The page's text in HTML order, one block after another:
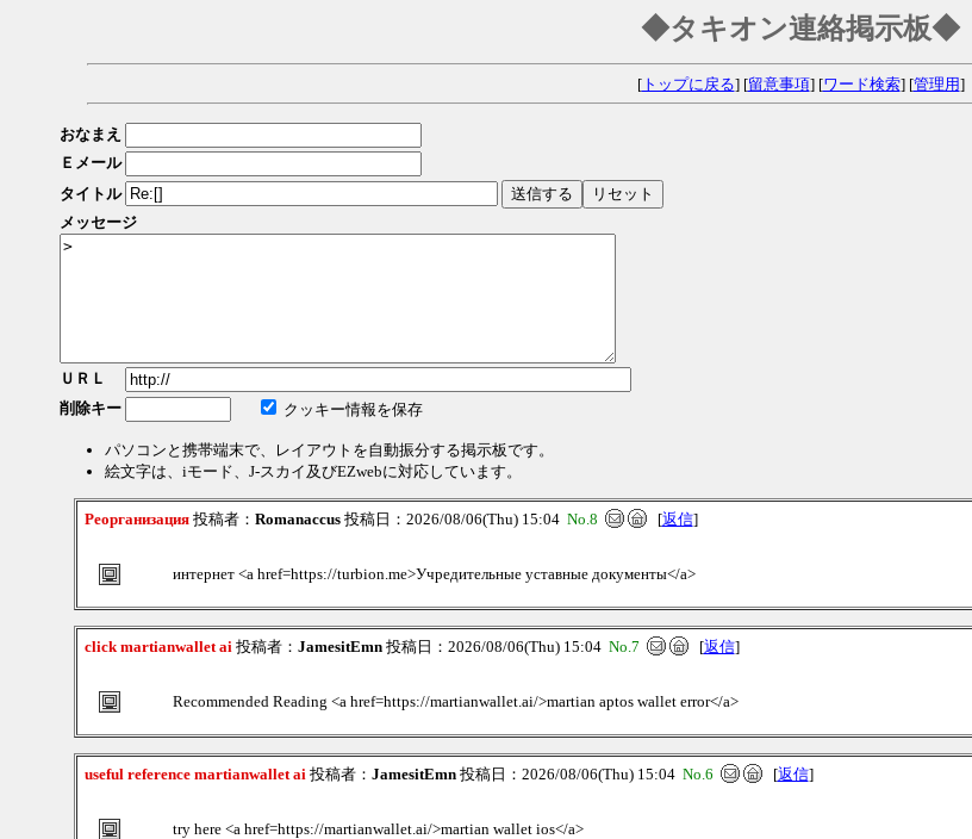
◆タキオン連絡掲示板◆
[トップに戻る] [留意事項] [ワード検索] [管理用]
おなまえ
Ｅメール
タイトル
メッセージ
ＵＲＬ
削除キー
クッキー情報を保存
パソコンと携帯端末で、レイアウトを自動振分する掲示板です。
絵文字は、iモード、J-スカイ及びEZwebに対応しています。
Реорганизация投稿者： Romanaccus投稿日：2026/08/06(Thu) 15:04 No.8 [返信]
интернет <a href=https://turbion.me>Учредительные уставные документы</a>
click martianwallet ai投稿者： JamesitEmn投稿日：2026/08/06(Thu) 15:04 No.7 [返信]
Recommended Reading <a href=https://martianwallet.ai/>martian aptos wallet error</a>
useful reference martianwallet ai投稿者： JamesitEmn投稿日：2026/08/06(Thu) 15:04 No.6 [返信]
try here <a href=https://martianwallet.ai/>martian wallet ios</a>